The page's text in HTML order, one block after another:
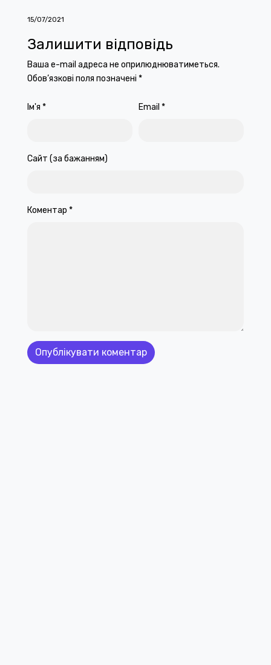
15/07/2021
Залишити відповідь
Ваша e-mail адреса не оприлюднюватиметься.
Обов’язкові поля позначені *
Ім'я * Email *
Сайт (за бажанням)
Коментар *